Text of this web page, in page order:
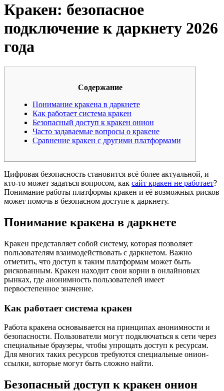
Кракен: безопасное
подключение к даркнету 2026
года
Содержание
Понимание кракена в даркнете
Как работает система кракен
Безопасный доступ к кракен онион
Часто задаваемые вопросы о кракене
Сравнение кракен с другими платформами
Цифровая безопасность становится всё более актуальной, и
кто-то может задаться вопросом, как сайт кракен не работает?
Понимание работы платформы кракен и её возможных рисков
может помочь в безопасном доступе к даркнету.
Понимание кракена в даркнете
Кракен представляет собой систему, которая позволяет
пользователям взаимодействовать с даркнетом. Важно
отметить, что доступ к таким платформам может быть
рискованным. Кракен находит свои корни в онлайновых
рынках, где анонимность пользователей имеет
первостепенное значение.
Как работает система кракен
Работа кракена основывается на принципах анонимности и
безопасности. Пользователи могут подключаться к сети через
специальные браузеры, чтобы упрощать доступ к ресурсам.
Для многих таких ресурсов требуются специальные онион-
ссылки, которые могут быть сложно найти.
Безопасный доступ к кракен онион